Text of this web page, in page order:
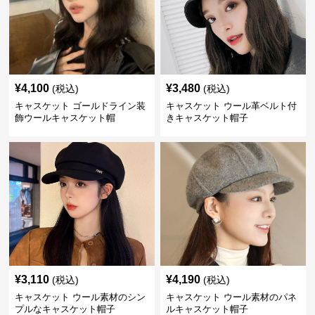
¥4,100 (税込)
キャスケット ゴールドライン装
飾ウールキャスケット帽
¥3,480 (税込)
キャスケット ウール革ベルト付
きキャスケット帽子
¥3,110 (税込)
キャスケット ウール素材のシン
プルなキャスケット帽子
¥4,190 (税込)
キャスケット ウール素材のパネ
ルキャスケット帽子